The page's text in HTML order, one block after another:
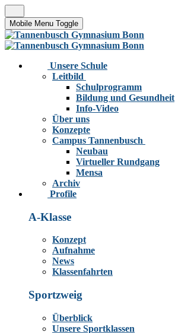
Mobile Menu Toggle
Unsere Schule
Leitbild
Schulprogramm
Bildung und Gesundheit
Info-Video
Über uns
Konzepte
Campus Tannenbusch
Neubau
Virtueller Rundgang
Mensa
Archiv
Profile
A-Klasse
Konzept
Aufnahme
News
Klassenfahrten
Sportzweig
Überblick
Unsere Sportklassen